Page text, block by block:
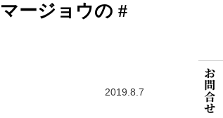
ージョウの #
2019.8.7